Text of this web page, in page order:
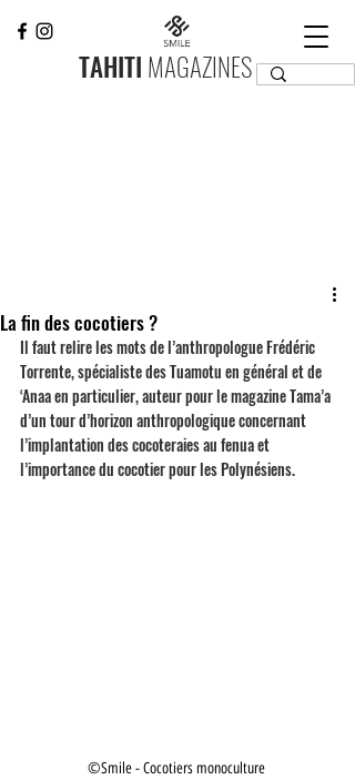
TAHITI MAGAZINES
La fin des cocotiers ?
Il faut relire les mots de l’anthropologue Frédéric
Torrente, spécialiste des Tuamotu en général et de
‘Anaa en particulier, auteur pour le magazine Tama’a
d’un tour d’horizon anthropologique concernant
l’implantation des cocoteraies au fenua et
l’importance du cocotier pour les Polynésiens.
©Smile - Cocotiers monoculture